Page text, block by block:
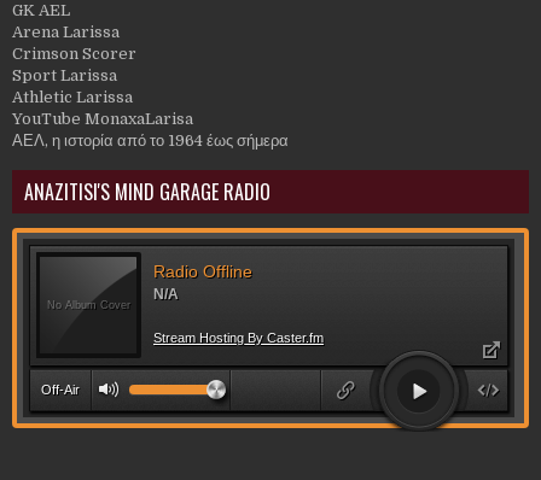
GK AEL
Arena Larissa
Crimson Scorer
Sport Larissa
Athletic Larissa
YouTube MonaxaLarisa
ΑΕΛ, η ιστορία από το 1964 έως σήμερα
ANAZITISI'S MIND GARAGE RADIO